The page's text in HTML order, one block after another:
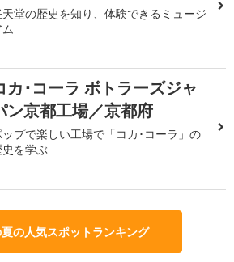
天堂の歴史を知り、体験できるミュージ
カ･コーラ ボトラーズジャ
ン京都工場／京都府
ップで楽しい工場で「コカ･コーラ」の
史を学ぶ
の人気スポットランキング